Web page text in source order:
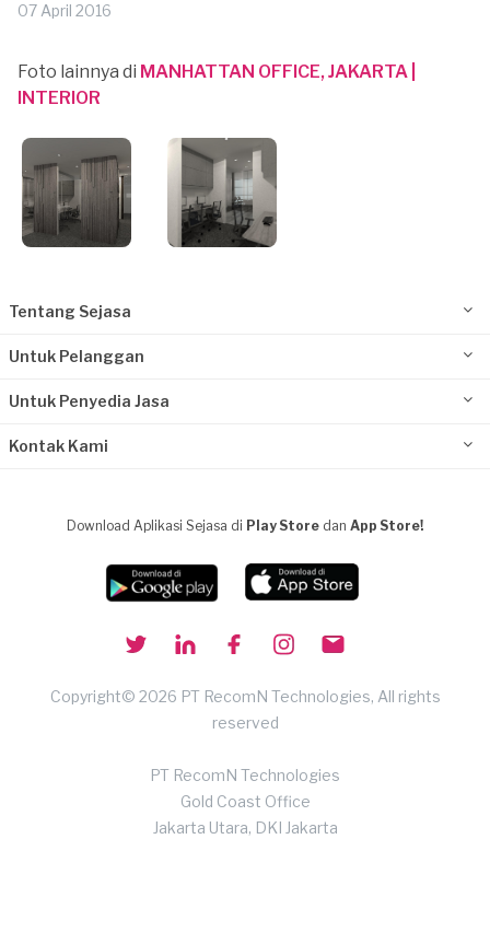
07 April 2016
Foto lainnya di MANHATTAN OFFICE, JAKARTA |
INTERIOR
Tentang Sejasa
Untuk Pelanggan
Untuk Penyedia Jasa
Kontak Kami
Download Aplikasi Sejasa di Play Store dan App Store!
Copyright© 2026 PT RecomN Technologies, All rights
reserved
PT RecomN Technologies
Gold Coast Office
Jakarta Utara, DKI Jakarta